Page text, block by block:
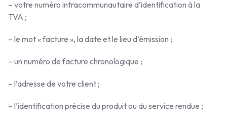
– votre numéro intracommunautaire d’identification à la
TVA ;
– le mot « facture », la date et le lieu d’émission ;
– un numéro de facture chronologique ;
– l’adresse de votre client ;
– l’identification précise du produit ou du service rendue ;